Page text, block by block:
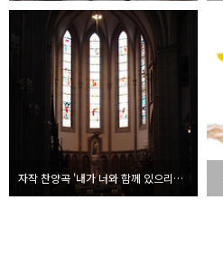
자작 찬양곡 '내가 너와 함께 있으리라(창31.3)' 청년성서모임 417차 선물